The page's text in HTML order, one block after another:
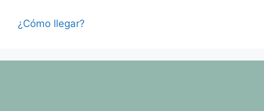
¿Cómo llegar?